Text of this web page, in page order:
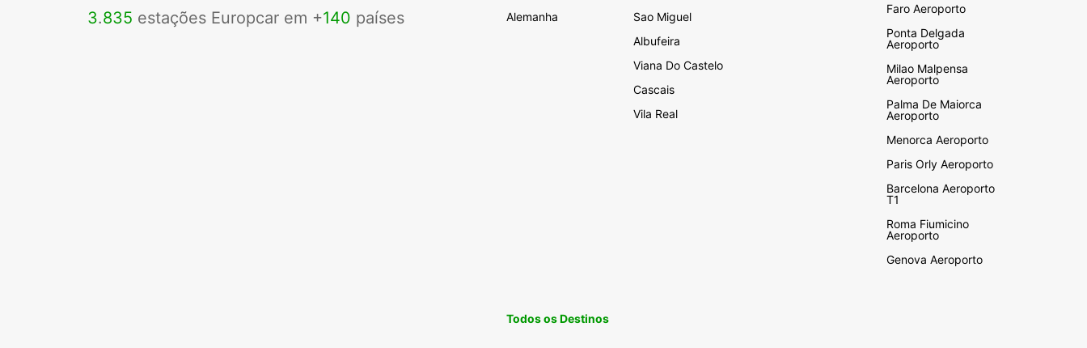
3.835 estações Europcar em +140 países
Alemanha
Sao Miguel
Albufeira
Viana Do Castelo
Cascais
Vila Real
Faro Aeroporto
Ponta Delgada
Aeroporto
Milao Malpensa
Aeroporto
Palma De Maiorca
Aeroporto
Menorca Aeroporto
Paris Orly Aeroporto
Barcelona Aeroporto
T1
Roma Fiumicino
Aeroporto
Genova Aeroporto
Todos os Destinos